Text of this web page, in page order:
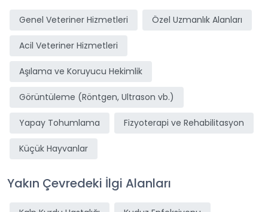
Genel Veteriner Hizmetleri Özel Uzmanlık Alanları
Acil Veteriner Hizmetleri
Aşılama ve Koruyucu Hekimlik
Görüntüleme (Röntgen, Ultrason vb.)
Yapay Tohumlama Fizyoterapi ve Rehabilitasyon
Küçük Hayvanlar
Yakın Çevredeki İlgi Alanları